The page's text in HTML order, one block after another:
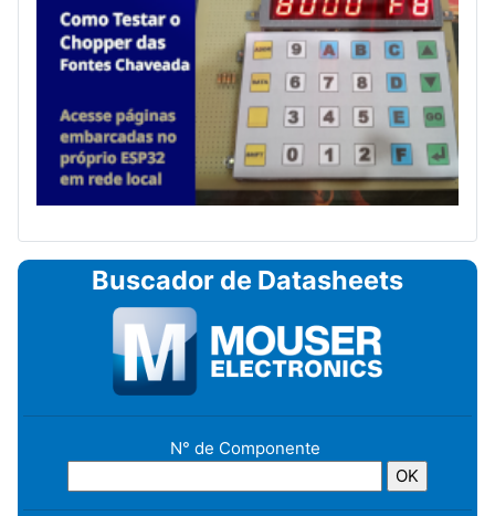
Buscador de Datasheets
N° de Componente